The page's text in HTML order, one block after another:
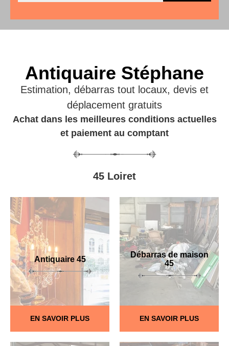
Antiquaire Stéphane
Estimation, débarras tout locaux, devis et
déplacement gratuits
Achat dans les meilleures conditions actuelles
et paiement au comptant
45 Loiret
Antiquaire 45
EN SAVOIR PLUS
Débarras de maison
45
EN SAVOIR PLUS